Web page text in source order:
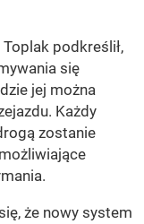
podkreślił,
się
jej można
Każdy
zostanie
że nowy system